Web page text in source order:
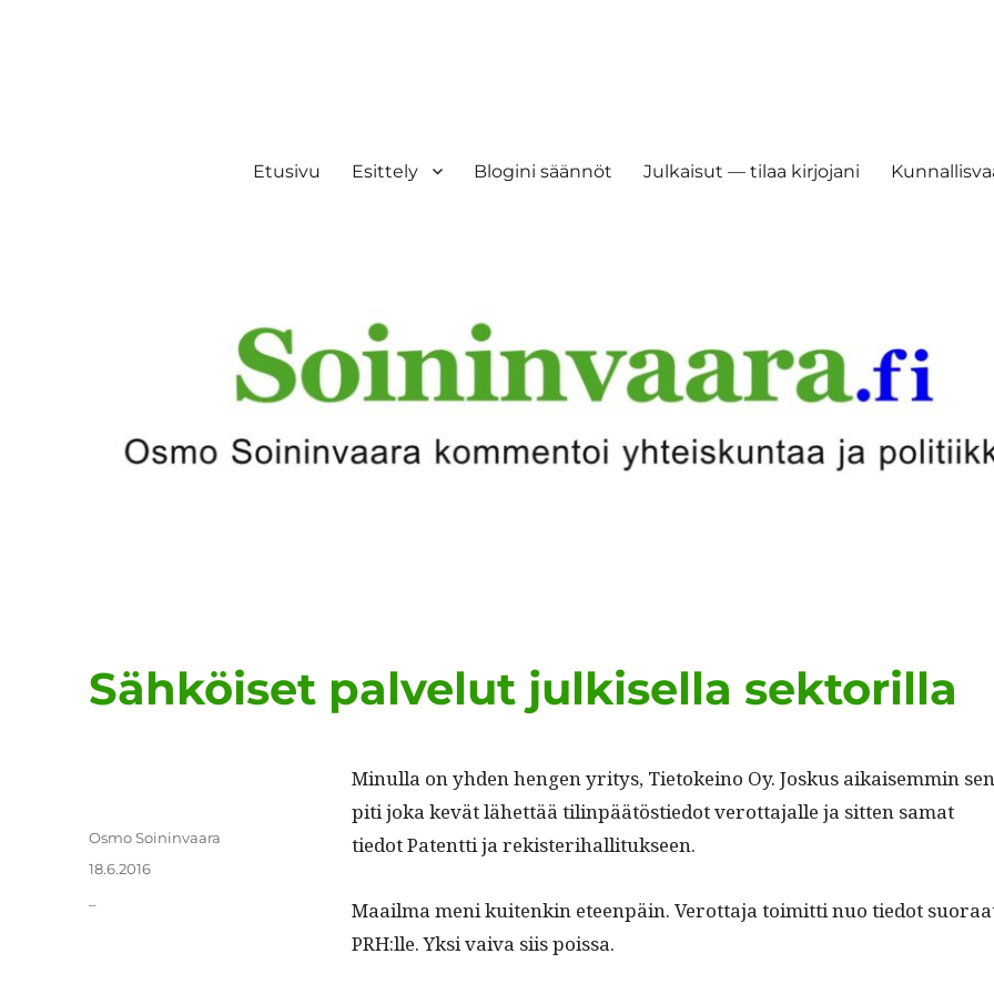
Etusivu Esittely Blogini säännöt Julkaisut — tilaa kirjojani
Sähköiset palvelut julkisella sektorilla
Min­ul­la on yhden hen­gen yri­tys, Tietokeino Oy. Joskus aikaisem­min sen
piti joka kevät lähet­tää tilin­päätöstiedot verot­ta­jalle ja sit­ten samat
tiedot Patent­ti ja rekisterihallitukseen.
Maail­ma meni kuitenkin eteen­päin. Verot­ta­ja toimit­ti nuo tiedot
PRH:lle. Yksi vai­va siis poissa.
Kirjoittaja
Osmo Soininvaara
Julkaistu
18.6.2016